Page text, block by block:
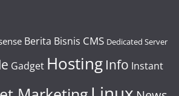
Berita Bisnis CMS Dedicated Server
Gadget Hosting Info Instant